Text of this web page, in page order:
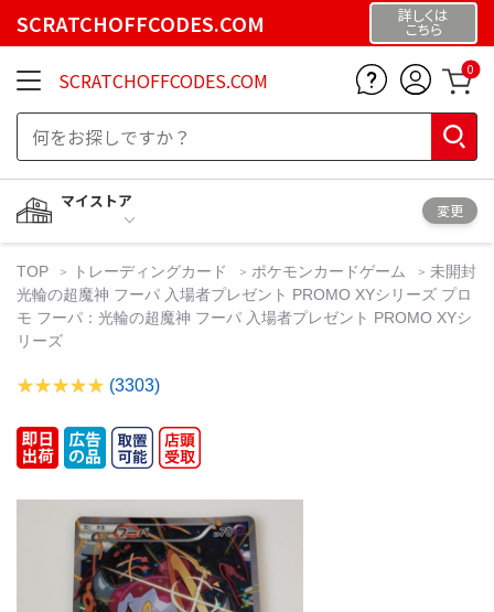
SCRATCHOFFCODES.COM 詳しくは
こちら
SCRATCHOFFCODES.COM 0
マイストア
変更
TOP トレーディングカード ポケモンカードゲーム
未開封
光輪の超魔神 フーパ 入場者プレゼント PROMO XYシリーズ プロ
モ フーパ：光輪の超魔神 フーパ 入場者プレゼント PROMO XYシ
リーズ
(3303)